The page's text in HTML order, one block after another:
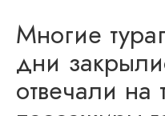
Многие
дни
отвечали